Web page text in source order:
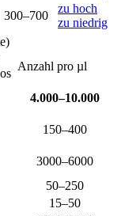
300–700
zu hoch
zu niedrig
Anzahl pro µl
4.000–10.000
150–400
3000–6000
50–250
15–50